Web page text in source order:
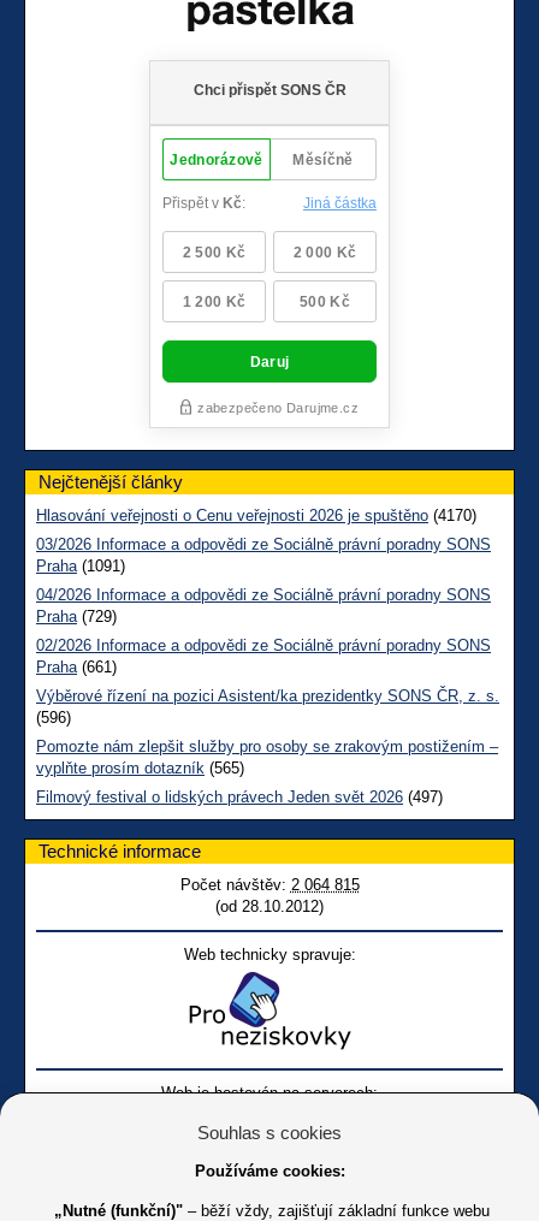
Nejčtenější články
Hlasování veřejnosti o Cenu veřejnosti 2026 je spuštěno (4170)
03/2026 Informace a odpovědi ze Sociálně právní poradny SONS
Praha(1091)
04/2026 Informace a odpovědi ze Sociálně právní poradny SONS
Praha(729)
02/2026 Informace a odpovědi ze Sociálně právní poradny SONS
Praha(661)
Výběrové řízení na pozici Asistent/ka prezidentky SONS ČR, z. s.
(596)
Pomozte nám zlepšit služby pro osoby se zrakovým postižením –
vyplňte prosím dotazník (565)
Filmový festival o lidských právech Jeden svět 2026 (497)
Technické informace
Počet návštěv: 2 064 815
(od 28.10.2012)
Web technicky spravuje:
Web je hostován na serverech:
Souhlas s cookies
Používáme cookies:
„Nutné (funkční)" – běží vždy, zajišťují základní funkce webu